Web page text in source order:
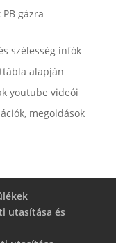
gázra
szélesség infók
alapján
youtube videói
megoldások
utasítása és